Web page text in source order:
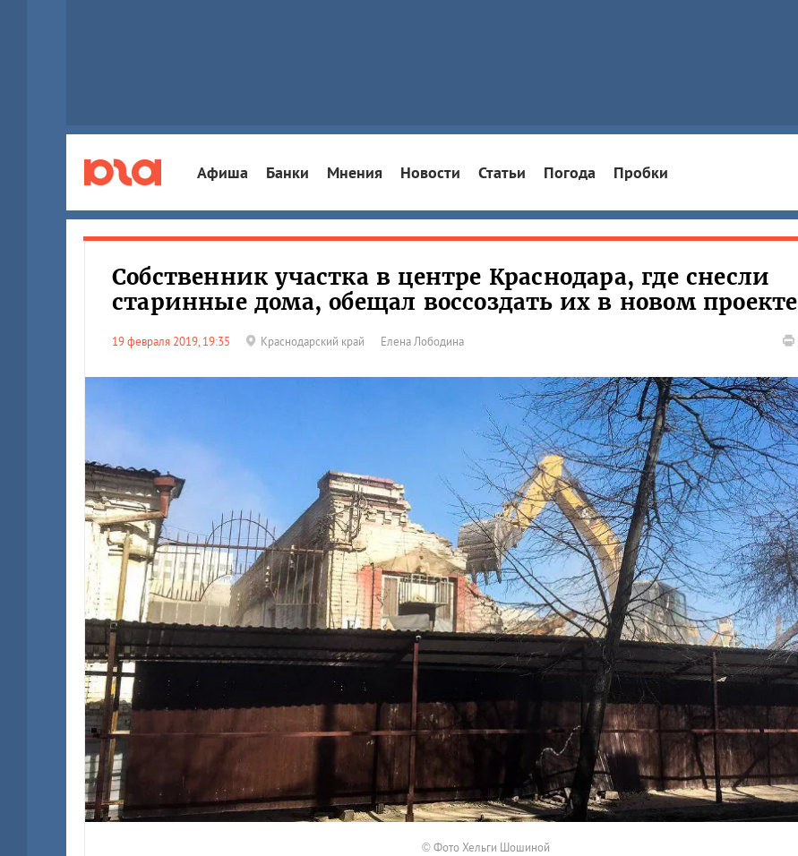
Афиша Банки Мнения Новости Статьи Погода Пробки
Собственник участка в центре Краснодара, где снесли
старинные дома, обещал воссоздать их в новом проекте
19 февраля 2019, 19:35 Краснодарский край Елена Лободина
© Фото Хельги Шошиной